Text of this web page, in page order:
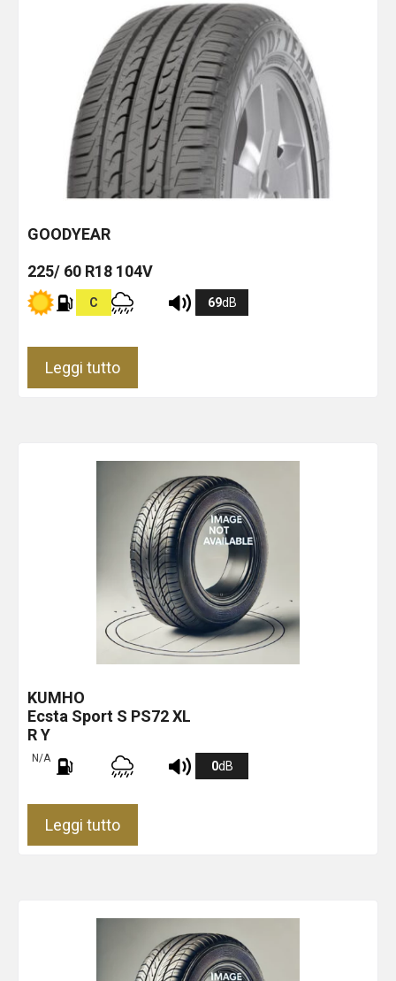
GOODYEAR
225/ 60 R18 104V
C 69dB
Leggi tutto
KUMHO
Ecsta Sport S PS72 XL
R Y
N/A
0dB
Leggi tutto